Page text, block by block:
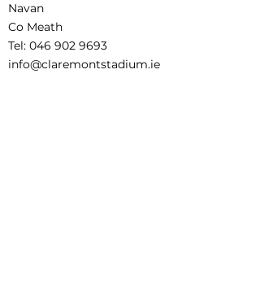
Navan
Co Meath
Tel: 046 902 9693
info@claremontstadium.ie